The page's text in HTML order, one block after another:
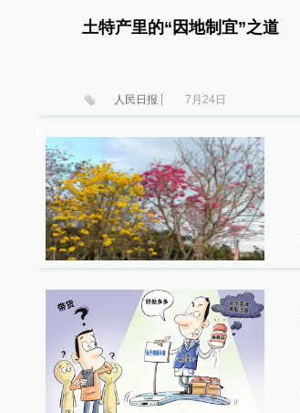
土特产里的“因地制宜”之道
人民日报 7月24日